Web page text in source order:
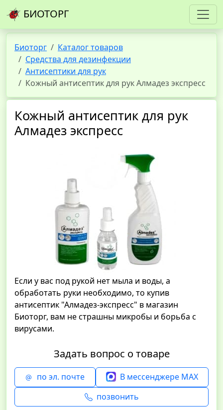
БИОТОРГ
Биоторг
Каталог товаров
Средства для дезинфекции
Антисептики для рук
Кожный антисептик для рук Алмадез экспресс
Кожный антисептик для рук
Алмадез экспресс
Если у вас под рукой нет мыла и воды, а
обработать руки необходимо, то купив
антисептик "Алмадез-экспресс" в магазин
Биоторг, вам не страшны микробы и борьба с
вирусами.
Задать вопрос о товаре
по эл. почте
В мессенджере MAX
позвонить